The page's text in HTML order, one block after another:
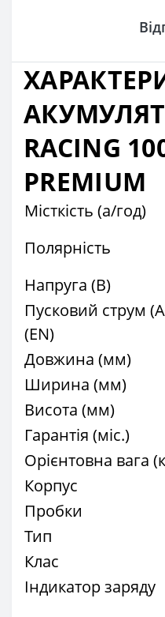
RACING
PREMIUM
Місткість (а/год)
Полярність
Напруга (В)
Пусковий струм
(EN)
Довжина (мм)
Ширина (мм)
Висота (мм)
Гарантія (міс.)
Орієнтовна вага
Корпус
Пробки
Тип
Клас
Індикатор заряду